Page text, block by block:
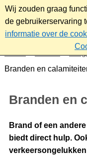
Wij zouden graag
de gebruikerservaring
informatie over de
Branden en
Branden en
Brand of een
biedt direct hulp.